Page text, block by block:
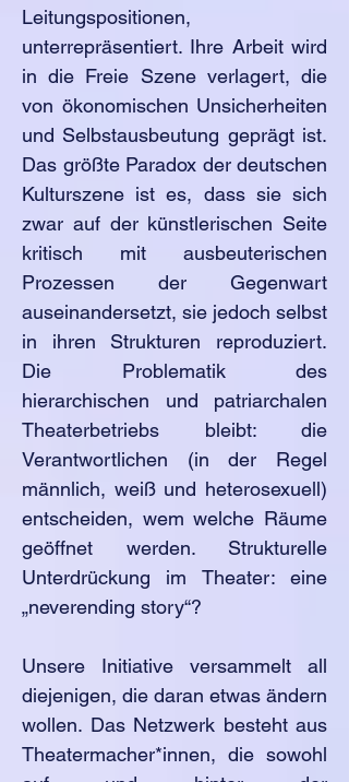
Leitungspositionen,
unterrepräsentiert. Ihre Arbeit wird
in die Freie Szene verlagert, die
von ökonomischen Unsicherheiten
und Selbstausbeutung geprägt ist.
Das größte Paradox der deutschen
Kulturszene ist es, dass sie sich
zwar auf der künstlerischen Seite
kritisch mit ausbeuterischen
Prozessen der Gegenwart
auseinandersetzt, sie jedoch selbst
in ihren Strukturen reproduziert.
Die Problematik des
hierarchischen und patriarchalen
Theaterbetriebs bleibt: die
Verantwortlichen (in der Regel
männlich, weiß und heterosexuell)
entscheiden, wem welche Räume
geöffnet werden. Strukturelle
Unterdrückung im Theater: eine
„neverending story“?
Unsere Initiative versammelt all
diejenigen, die daran etwas ändern
wollen. Das Netzwerk besteht aus
Theatermacher*innen, die sowohl